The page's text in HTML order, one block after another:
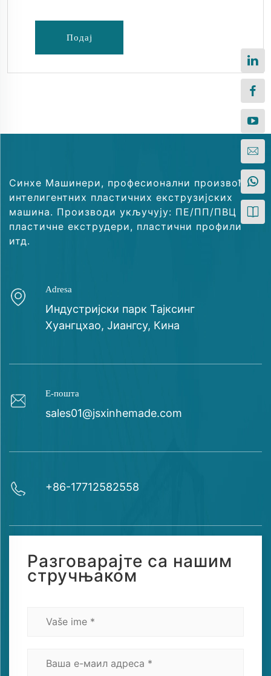
Подај
Синхе Машинери, професионални произвођач
интелигентних пластичних екструзијских
машина. Производи укључују: ПЕ/ПП/ПВЦ
пластичне екструдери, пластични профили
итд.
Adresa
Индустријски парк Тајксинг
Хуангцхао, Јиангсу, Кина
Е-пошта
sales01@jsxinhemade.com
+86-17712582558
Разговарајте са нашим
стручњаком